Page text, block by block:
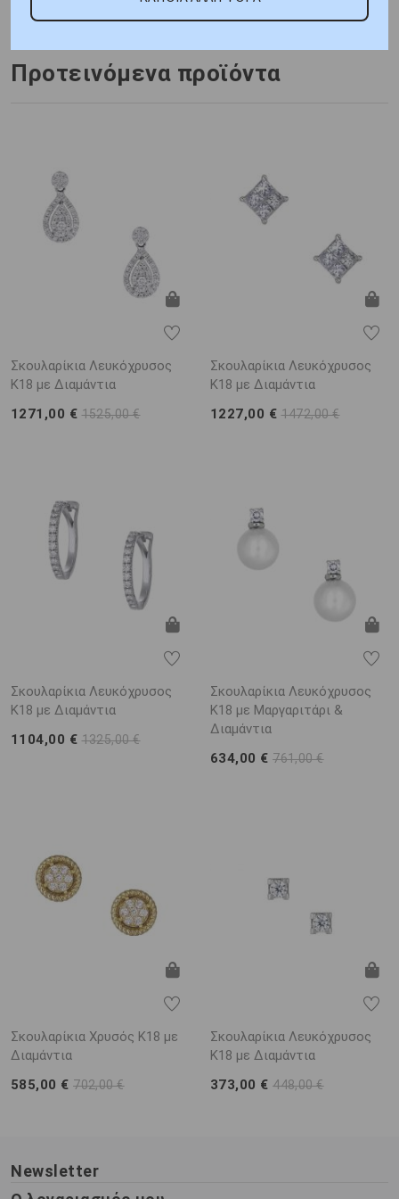
Πιστοποίηση : Κοτσώνης
Προτεινόμενα προϊόντα
Σκουλαρίκια Λευκόχρυσος
Κ18 με Διαμάντια
1271,00 € 1525,00 €
Σκουλαρίκια Λευκόχρυσος
Κ18 με Διαμάντια
1227,00 € 1472,00 €
Σκουλαρίκια Λευκόχρυσος
Κ18 με Διαμάντια
1104,00 € 1325,00 €
Σκουλαρίκια Λευκόχρυσος
Κ18 με Μαργαριτάρι &
Διαμάντια
634,00 €761,00 €
Σκουλαρίκια Χρυσός Κ18 με
Διαμάντια
585,00 €702,00 €
Σκουλαρίκια Λευκόχρυσος
Κ18 με Διαμάντια
373,00 €448,00 €
Newsletter